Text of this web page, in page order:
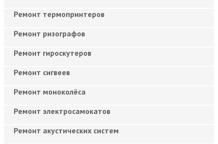
Ремонт термопринтеров
Ремонт ризографов
Ремонт гироскутеров
Ремонт сигвеев
Ремонт моноколёса
Ремонт электросамокатов
Ремонт акустических систем